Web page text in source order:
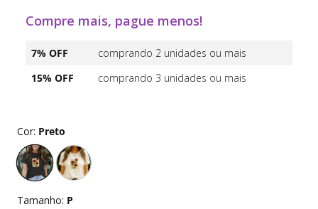
Compre mais, pague menos!
7% OFF
comprando 2 unidades ou mais
15% OFF
comprando 3 unidades ou mais
Cor: Preto
Tamanho: P